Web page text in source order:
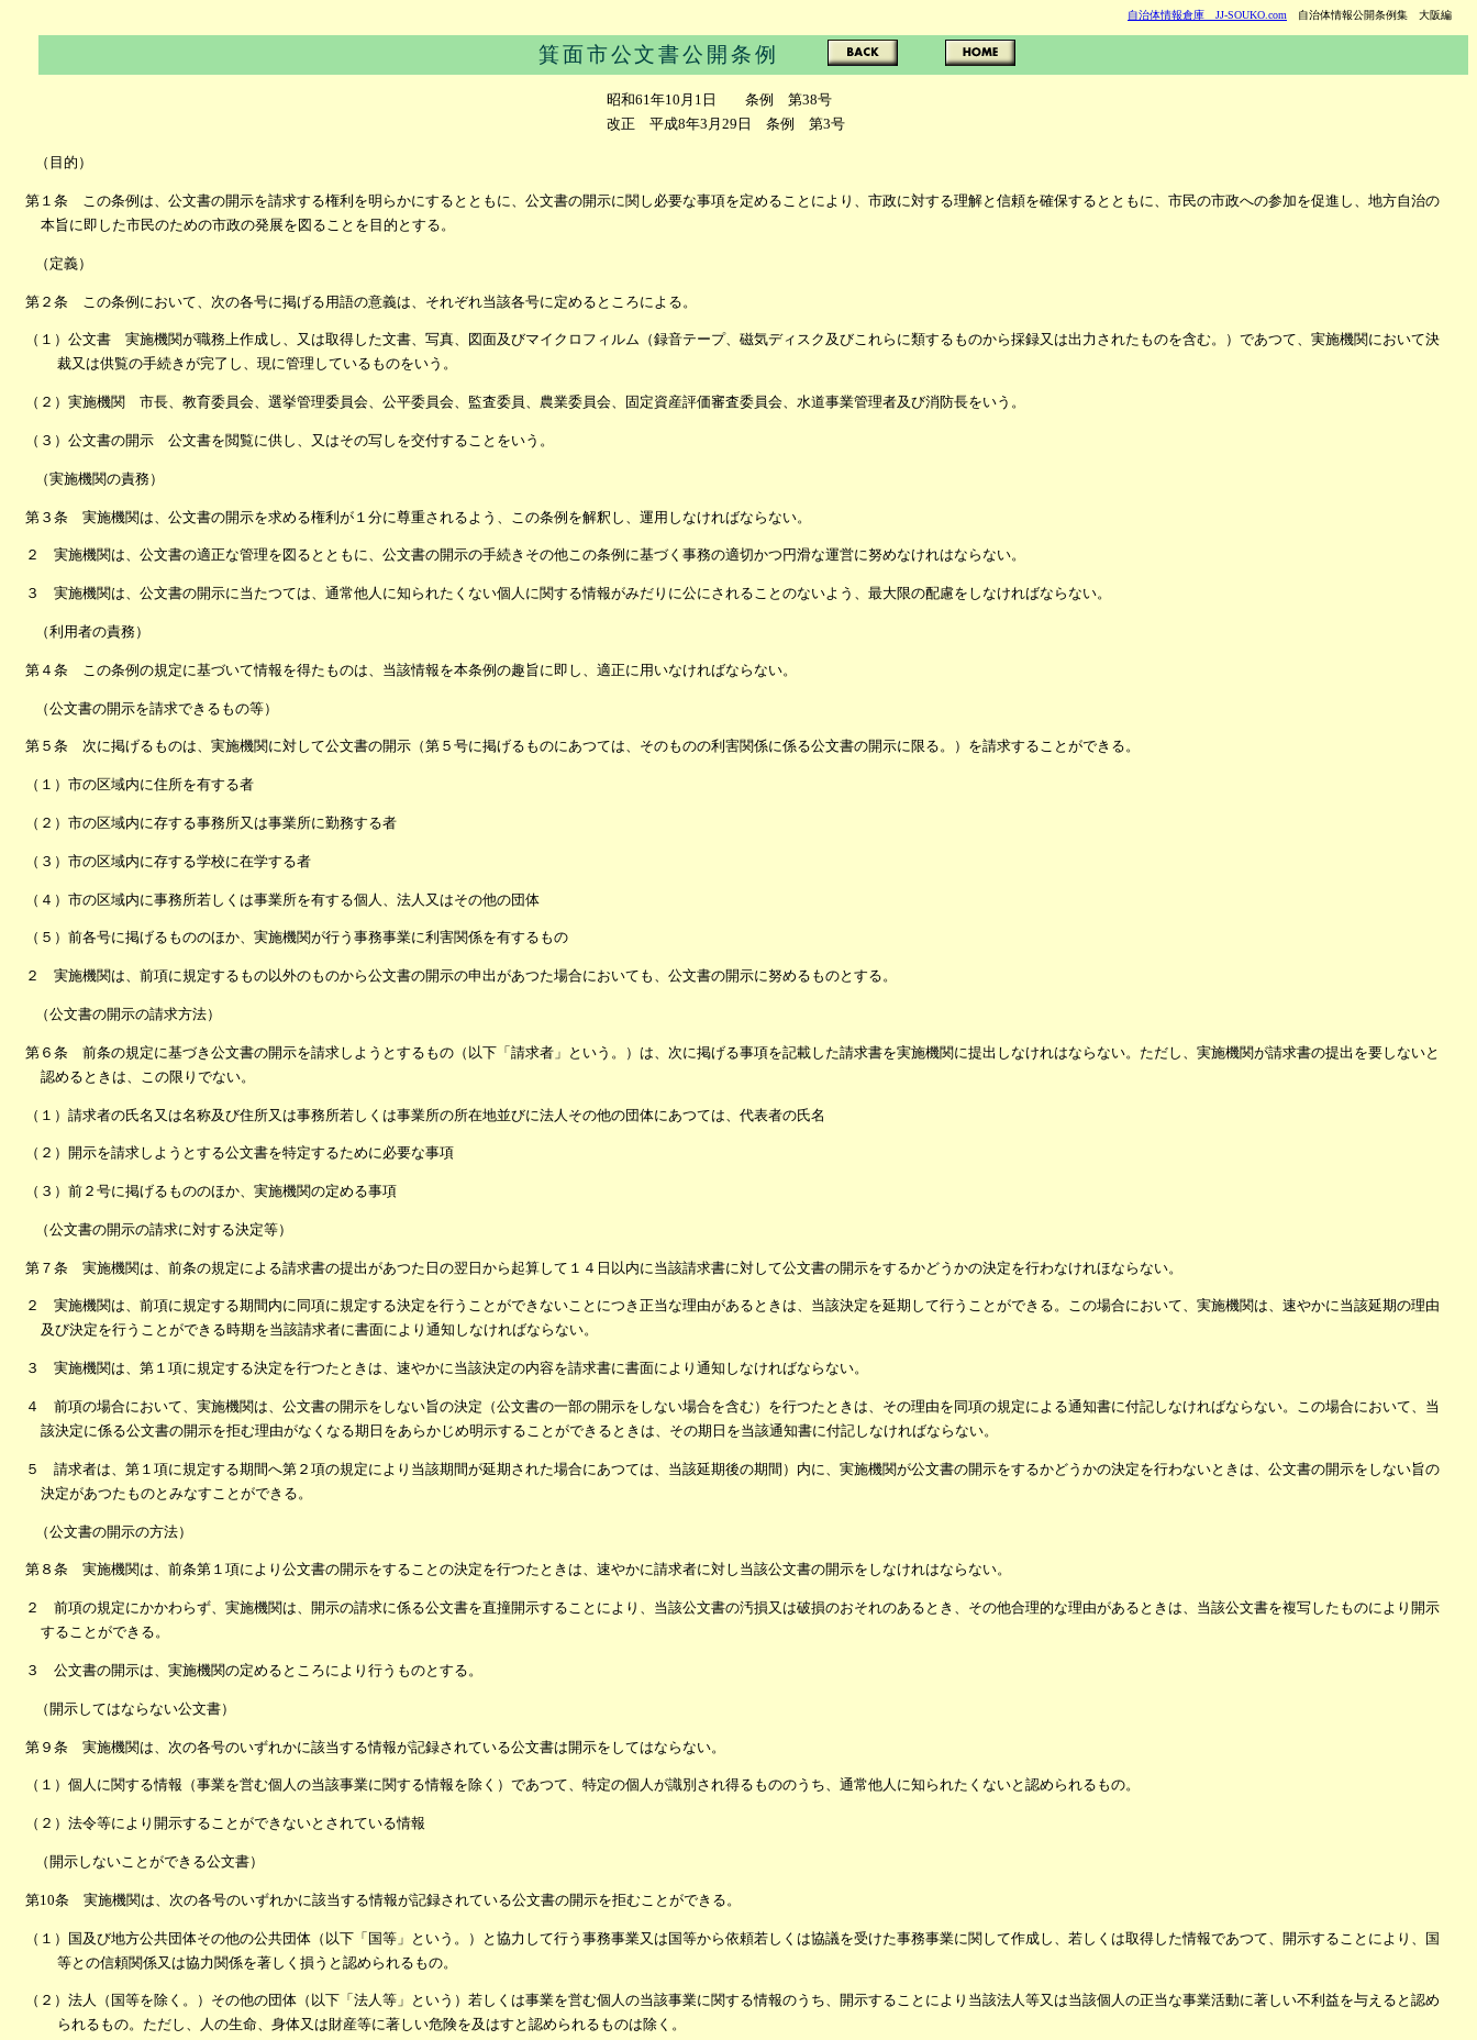
自治体情報倉庫 JJ-SOUKO.com 自治体情報公開条例集 大阪編
箕面市公文書公開条例
昭和61年10月1日 条例 第38号
改正 平成8年3月29日 条例 第3号
（目的）
第１条 この条例は、公文書の開示を請求する権利を明らかにするとともに、公文書の開示に関し必要な事項を定めることにより、市政に対する理解と信頼を確保するとともに、市民の市政への参加を促進し、地方自治の
本旨に即した市民のための市政の発展を図ることを目的とする。
（定義）
第２条 この条例において、次の各号に掲げる用語の意義は、それぞれ当該各号に定めるところによる。
（１）公文書 実施機関が職務上作成し、又は取得した文書、写真、図面及びマイクロフィルム（録音テープ、磁気ディスク及びこれらに類するものから採録又は出力されたものを含む。）であつて、実施機関において決
裁又は供覧の手続きが完了し、現に管理しているものをいう。
（２）実施機関 市長、教育委員会、選挙管理委員会、公平委員会、監査委員、農業委員会、固定資産評価審査委員会、水道事業管理者及び消防長をいう。
（３）公文書の開示 公文書を閲覧に供し、又はその写しを交付することをいう。
（実施機関の責務）
第３条 実施機関は、公文書の開示を求める権利が１分に尊重されるよう、この条例を解釈し、運用しなければならない。
２ 実施機関は、公文書の適正な管理を図るとともに、公文書の開示の手続きその他この条例に基づく事務の適切かつ円滑な運営に努めなけれはならない。
３ 実施機関は、公文書の開示に当たつては、通常他人に知られたくない個人に関する情報がみだりに公にされることのないよう、最大限の配慮をしなければならない。
（利用者の責務）
第４条 この条例の規定に基づいて情報を得たものは、当該情報を本条例の趣旨に即し、適正に用いなければならない。
（公文書の開示を請求できるもの等）
第５条 次に掲げるものは、実施機関に対して公文書の開示（第５号に掲げるものにあつては、そのものの利害関係に係る公文書の開示に限る。）を請求することができる。
（１）市の区域内に住所を有する者
（２）市の区域内に存する事務所又は事業所に勤務する者
（３）市の区域内に存する学校に在学する者
（４）市の区域内に事務所若しくは事業所を有する個人、法人又はその他の団体
（５）前各号に掲げるもののほか、実施機関が行う事務事業に利害関係を有するもの
２ 実施機関は、前項に規定するもの以外のものから公文書の開示の申出があつた場合においても、公文書の開示に努めるものとする。
（公文書の開示の請求方法）
第６条 前条の規定に基づき公文書の開示を請求しようとするもの（以下「請求者」という。）は、次に掲げる事項を記載した請求書を実施機関に提出しなけれはならない。ただし、実施機関が請求書の提出を要しないと
認めるときは、この限りでない。
（１）請求者の氏名又は名称及び住所又は事務所若しくは事業所の所在地並びに法人その他の団体にあつては、代表者の氏名
（２）開示を請求しようとする公文書を特定するために必要な事項
（３）前２号に掲げるもののほか、実施機関の定める事項
（公文書の開示の請求に対する決定等）
第７条 実施機関は、前条の規定による請求書の提出があつた日の翌日から起算して１４日以内に当該請求書に対して公文書の開示をするかどうかの決定を行わなけれほならない。
２ 実施機関は、前項に規定する期間内に同項に規定する決定を行うことができないことにつき正当な理由があるときは、当該決定を延期して行うことができる。この場合において、実施機関は、速やかに当該延期の理由
及び決定を行うことができる時期を当該請求者に書面により通知しなければならない。
３ 実施機関は、第１項に規定する決定を行つたときは、速やかに当該決定の内容を請求書に書面により通知しなければならない。
４ 前項の場合において、実施機関は、公文書の開示をしない旨の決定（公文書の一部の開示をしない場合を含む）を行つたときは、その理由を同項の規定による通知書に付記しなければならない。この場合において、当
該決定に係る公文書の開示を拒む理由がなくなる期日をあらかじめ明示することができるときは、その期日を当該通知書に付記しなければならない。
５ 請求者は、第１項に規定する期間へ第２項の規定により当該期間が延期された場合にあつては、当該延期後の期間）内に、実施機関が公文書の開示をするかどうかの決定を行わないときは、公文書の開示をしない旨の
決定があつたものとみなすことができる。
（公文書の開示の方法）
第８条 実施機関は、前条第１項により公文書の開示をすることの決定を行つたときは、速やかに請求者に対し当該公文書の開示をしなけれはならない。
２ 前項の規定にかかわらず、実施機関は、開示の請求に係る公文書を直撞開示することにより、当該公文書の汚損又は破損のおそれのあるとき、その他合理的な理由があるときは、当該公文書を複写したものにより開示
することができる。
３ 公文書の開示は、実施機関の定めるところにより行うものとする。
（開示してはならない公文書）
第９条 実施機関は、次の各号のいずれかに該当する情報が記録されている公文書は開示をしてはならない。
（１）個人に関する情報（事業を営む個人の当該事業に関する情報を除く）であつて、特定の個人が識別され得るもののうち、通常他人に知られたくないと認められるもの。
（２）法令等により開示することができないとされている情報
（開示しないことができる公文書）
第10条 実施機関は、次の各号のいずれかに該当する情報が記録されている公文書の開示を拒むことができる。
（１）国及び地方公共団体その他の公共団体（以下「国等」という。）と協力して行う事務事業又は国等から依頼若しくは協議を受けた事務事業に関して作成し、若しくは取得した情報であつて、開示することにより、国
等との信頼関係又は協力関係を著しく損うと認められるもの。
（２）法人（国等を除く。）その他の団体（以下「法人等」という）若しくは事業を営む個人の当該事業に関する情報のうち、開示することにより当該法人等又は当該個人の正当な事業活動に著しい不利益を与えると認め
られるもの。ただし、人の生命、身体又は財産等に著しい危険を及はすと認められるものは除く。